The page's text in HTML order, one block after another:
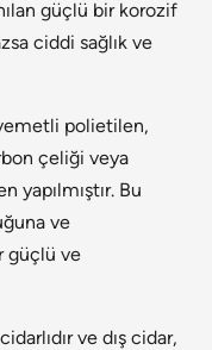
güçlü bir korozif
ciddi sağlık ve
polietilen,
çeliği veya
yapılmıştır. Bu
ve
güçlü ve
ve dış cidar,